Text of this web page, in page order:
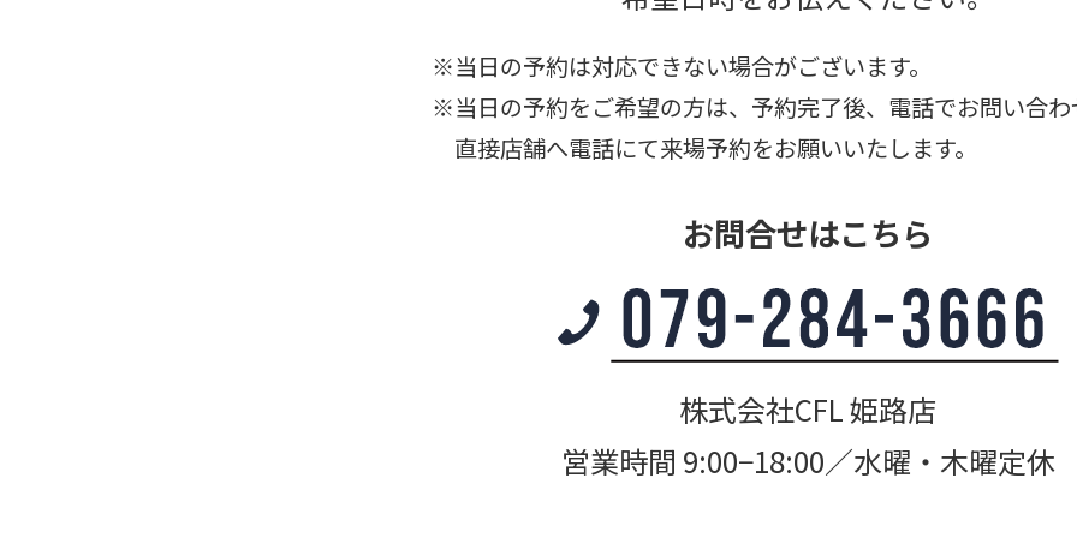
※当日の予約は対応できない場合がございます。
※当日の予約をご希望の方は、予約完了後、電話でお問い合わ
直接店舗へ電話にて来場予約をお願いいたします。
お問合せはこちら
株式会社CFL 姫路店
営業時間 9:00−18:00／水曜・木曜定休